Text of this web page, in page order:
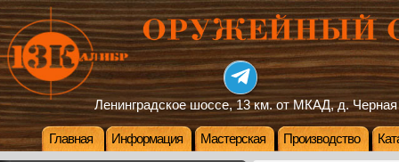
Ленинградское шоссе, 13 км. от МКАД, д. Черная
Главная Информация Мастерская Производство